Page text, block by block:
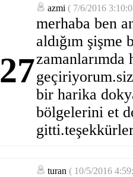
27
azmi ( 7/6/2016
merhaba ben
aldığım şişme
zamanlarımda
bir harika
bölgelerini et
turan ( 10/5/2016